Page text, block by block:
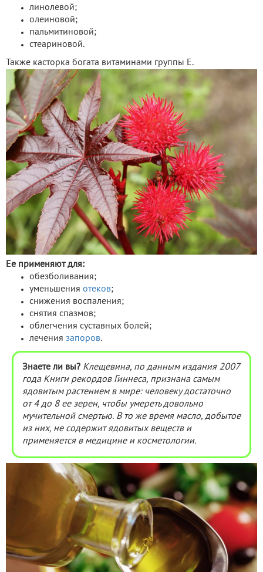
линолевой;
олеиновой;
пальмитиновой;
стеариновой.
Также касторка богата витаминами группы Е.
Ее применяют для:
обезболивания;
уменьшения отеков;
снижения воспаления;
снятия спазмов;
облегчения суставных болей;
лечения запоров.
Знаете ли вы? Клещевина, по данным издания 2007
года Книги рекордов Гиннеса, признана самым
ядовитым растением в мире: человеку достаточно
от 4 до 8 ее зерен, чтобы умереть довольно
мучительной смертью. В то же время масло, добытое
из них, не содержит ядовитых веществ и
применяется в медицине и косметологии.